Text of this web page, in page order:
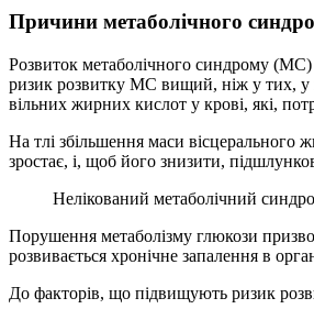
Причини метаболічного
Розвиток метаболічного синдрому (МС)
ризик розвитку МС вищий, ніж у тих, у
вільних жирних кислот у крові, які,
На тлі збільшення маси вісцерального
зростає, і, щоб його знизити,
Нелікований метаболічний
Порушення метаболізму глюкози
розвивається хронічне запалення в
До факторів, що підвищують ризик